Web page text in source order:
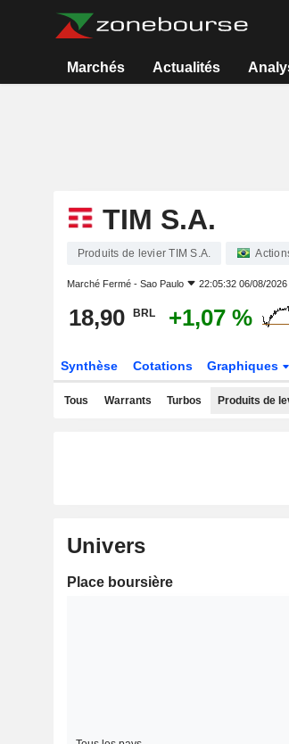
Marchés Actualités
TIM S.A.
Produits de levier TIM S.A.
Marché Fermé - Sao Paulo 22:05:32 06/08/2026
18,90 BRL +1,07 %
Synthèse Cotations Graphiques
Tous Warrants Turbos Produits de
Univers
Place boursière